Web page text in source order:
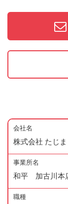
会社名
株式会社 たじま
事業所名
和平 加古川本
職種